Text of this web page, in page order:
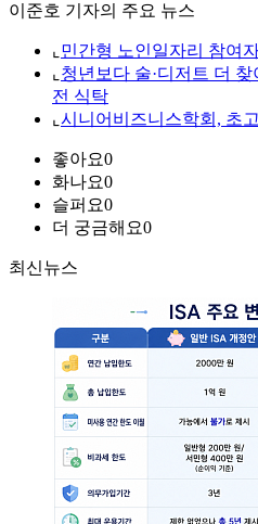
이준호 기자의 주요 뉴스
⌞ 민간형 노인일자리 참여
⌞ 청년보다 술·디저트 더
전 식탁
⌞ 시니어비즈니스학회, 초
좋아요0
화나요0
슬퍼요0
더 궁금해요0
최신뉴스